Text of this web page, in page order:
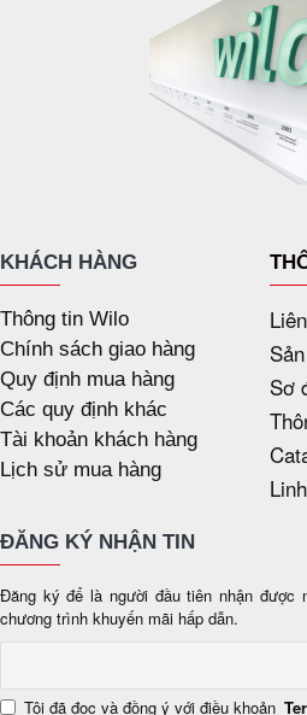
KHÁCH HÀNG
Thông tin Wilo
Chính sách giao hàng
Quy định mua hàng
Các quy định khác
Tài khoản khách hàng
Lịch sử mua hàng
Sơ
ĐĂNG KÝ NHẬN TIN
Đăng ký để là người đầu tiên nhận được
chương trình khuyến mãi hấp dẫn.
Tôi đã đọc và đồng ý với điều khoản